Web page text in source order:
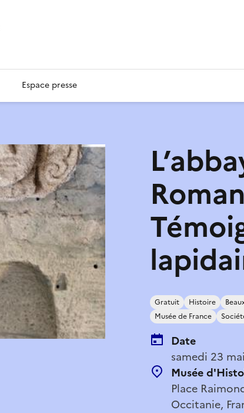
Espace presse
Gratuit Histoire
Musée de France
Date
samedi 23
Musée
Place
Occitanie,